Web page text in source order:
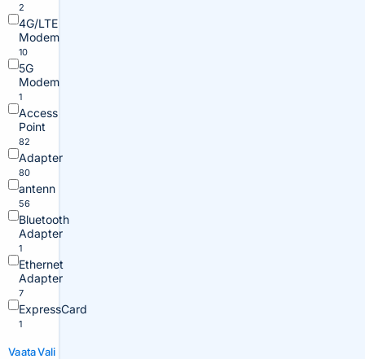
2
4G/LTE
Modem
10
5G
Modem
1
Access
Point
82
Adapter
80
antenn
56
Bluetooth
Adapter
1
Ethernet
Adapter
7
ExpressCard
1
VaataVali